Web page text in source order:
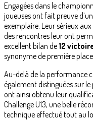
Engagées dans le
joueuses ont fait preuve
exemplaire. Leur sérieux
des rencontres leur ont
excellent bilan de12
synonyme de première
Au-delà de la performance
également distinguées sur le
ont ainsi obtenu leur
Challenge U13, une belle
technique effectué tout au